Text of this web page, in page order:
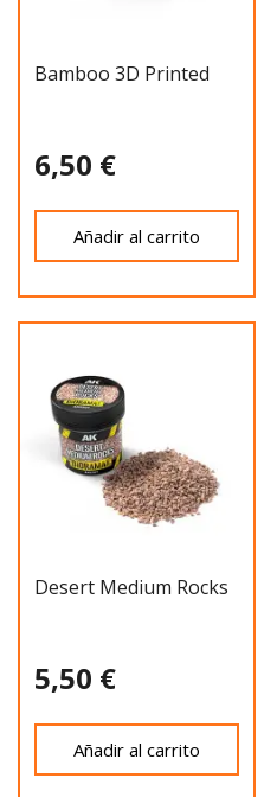
Bamboo 3D Printed
6,50 €
Añadir al carrito
Desert Medium Rocks
5,50 €
Añadir al carrito